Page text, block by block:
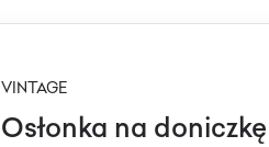
VINTAGE
Osłonka na doniczkę